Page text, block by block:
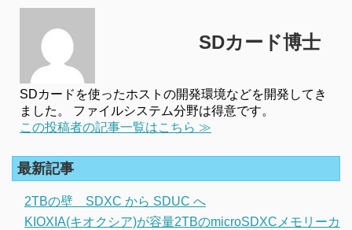
SDカード博士
SDカードを使ったホストの開発環境などを開発してき
ました。 ファイルシステム分野は得意です。
この投稿者の記事一覧はこちら ≫
最新記事
2TBの壁 SDXC から SDUC へ
KIOXIA(キオクシア)が容量2TBのmicroSDXCメモリーカ